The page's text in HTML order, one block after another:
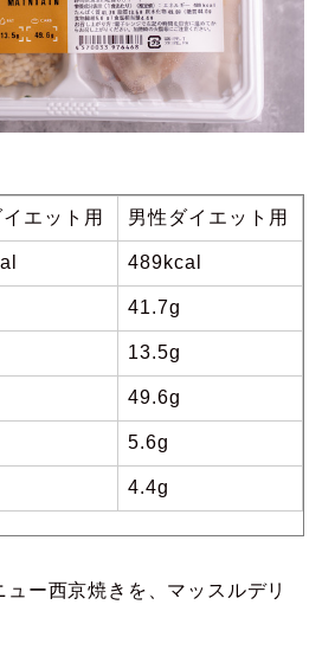
エット用 男性ダイエット用
489kcal
41.7g
13.5g
49.6g
5.6g
4.4g
ー西京焼きを、マッスルデリ